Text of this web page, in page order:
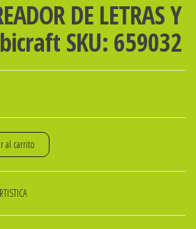
DE LETRAS Y
SKU: 659032
al carrito